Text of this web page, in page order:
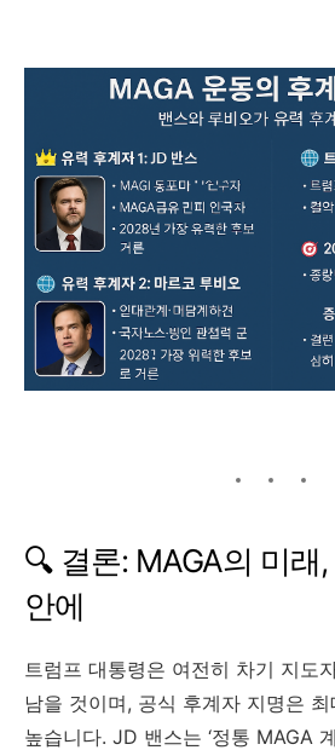
🔍 결론: MAGA의 미래
안에
트럼프 대통령은 여전히 차기 지도
남을 것이며, 공식 후계자 지명은
높습니다. JD 밴스는 ‘정통 MAGA